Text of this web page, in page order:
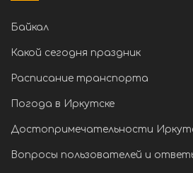
Байкал
Какой сегодня праздник
Расписание транспорта
Погода в Иркутске
Достопримечательности
Вопросы пользователей и